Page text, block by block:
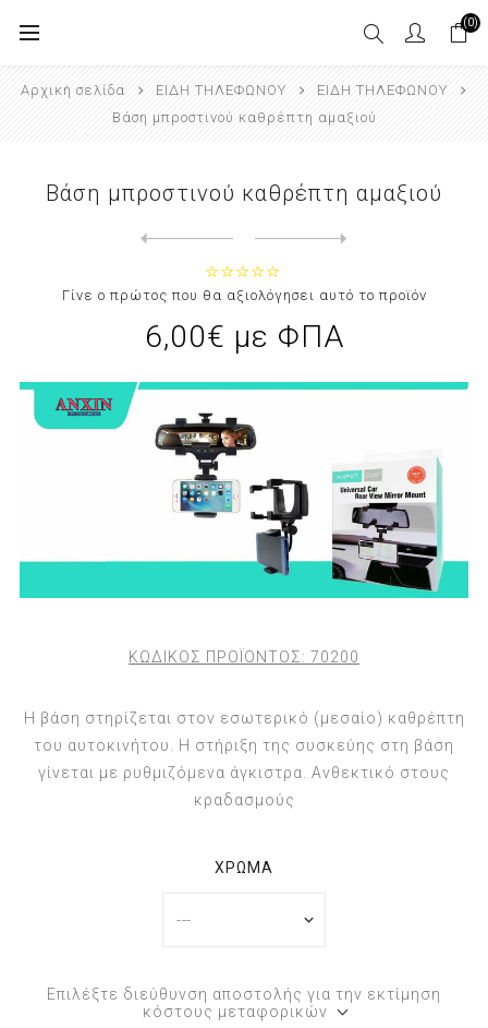
(0)
Αρχική σελίδα ΕΙΔΗ ΤΗΛΕΦΩΝΟΥ
ΕΙΔΗ ΤΗΛΕΦΩΝΟΥ
Βάση μπροστινού καθρέπτη αμαξιού
Βάση μπροστινού καθρέπτη αμαξιού
Γίνε ο πρώτος που θα αξιολόγησει αυτό το προϊόν
6,00€ με ΦΠΑ
ΚΩΔΙΚΟΣ ΠΡΟΪΟΝΤΟΣ: 70200
Η βάση στηρίζεται στον εσωτερικό (μεσαίο) καθρέπτη
του αυτοκινήτου. Η στήριξη της συσκεύης στη βάση
γίνεται με ρυθμιζόμενα άγκιστρα. Ανθεκτικό στους
κραδασμούς
ΧΡΏΜΑ
Επιλέξτε διεύθυνση αποστολής για την εκτίμηση
κόστους μεταφορικών